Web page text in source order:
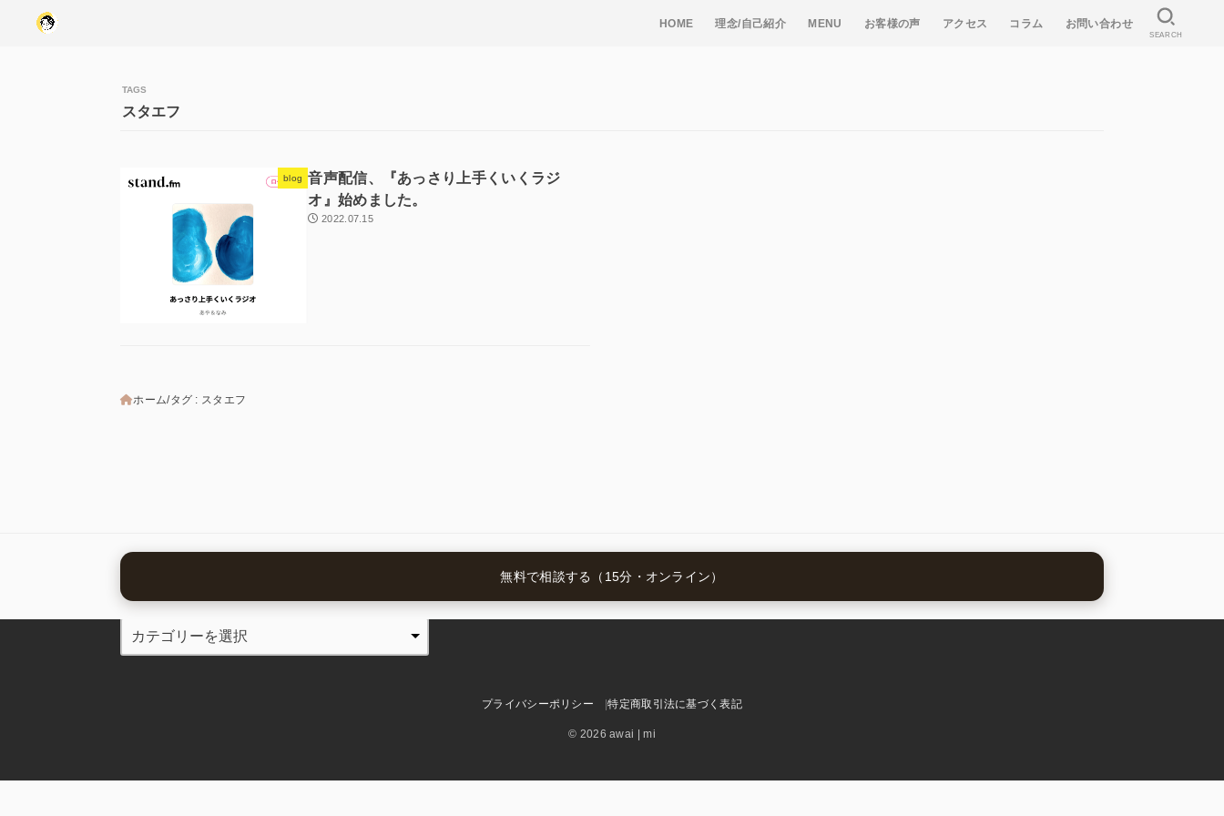
HOME 理念/自己紹介 MENU お客様の声 アクセス コラム お問い合わせ
SEARCH
スタエフ
blog
音声配信、『あっさり上手くいくラジ
オ』始めました。
2022.07.15
ホーム タグ : スタエフ
無料で相談する（15分・オンライン）
プライバシーポリシー 特定商取引法に基づく表記
© 2026 awai | mi